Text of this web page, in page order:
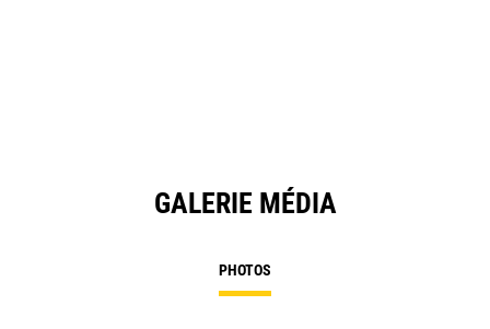
GALERIE MÉDIA
PHOTOS